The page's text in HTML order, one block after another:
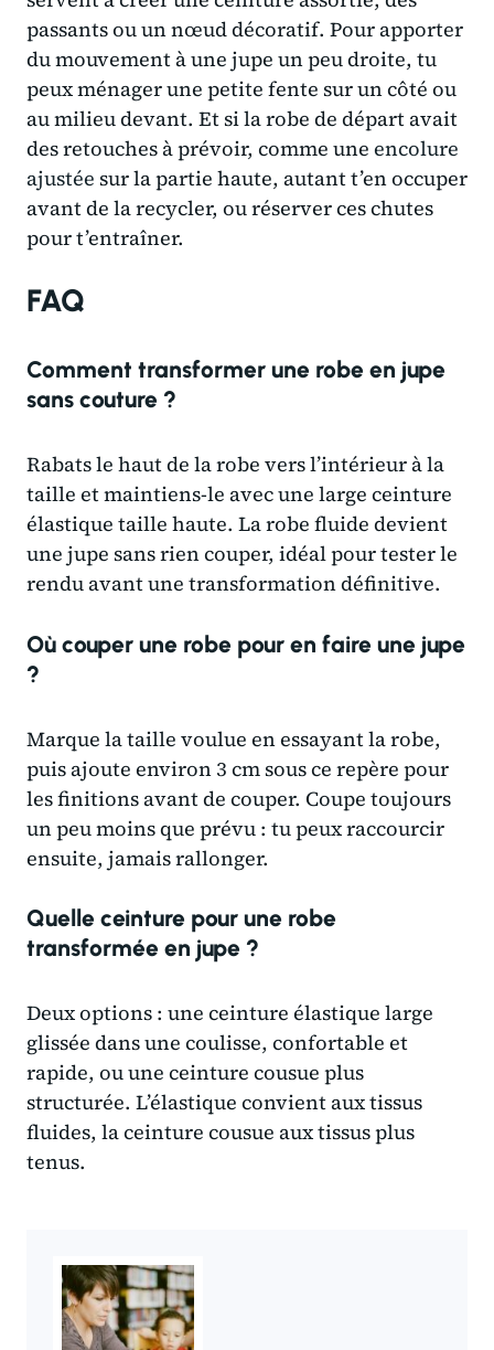
passants ou un nœud décoratif. Pour apporter
du mouvement à une jupe un peu droite, tu
peux ménager une petite fente sur un côté ou
au milieu devant. Et si la robe de départ avait
des retouches à prévoir, comme une encolure
ajustée sur la partie haute, autant t’en occuper
avant de la recycler, ou réserver ces chutes
pour t’entraîner.
FAQ
Comment transformer une robe en jupe
sans couture ?
Rabats le haut de la robe vers l’intérieur à la
taille et maintiens-le avec une large ceinture
élastique taille haute. La robe fluide devient
une jupe sans rien couper, idéal pour tester le
rendu avant une transformation définitive.
Où couper une robe pour en faire une jupe
?
Marque la taille voulue en essayant la robe,
puis ajoute environ 3 cm sous ce repère pour
les finitions avant de couper. Coupe toujours
un peu moins que prévu : tu peux raccourcir
ensuite, jamais rallonger.
Quelle ceinture pour une robe
transformée en jupe ?
Deux options : une ceinture élastique large
glissée dans une coulisse, confortable et
rapide, ou une ceinture cousue plus
structurée. L’élastique convient aux tissus
fluides, la ceinture cousue aux tissus plus
tenus.